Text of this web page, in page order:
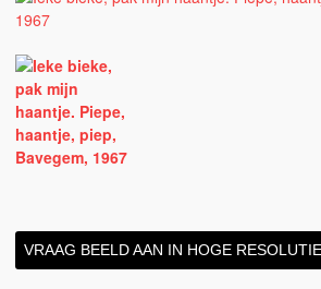
VRAAG BEELD AAN IN HOGE RESOLUTIE